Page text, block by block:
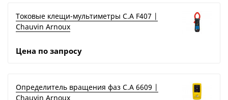
Токовые клещи-мультиметры C.A F407 |
Chauvin Arnoux
Цена по запросу
Определитель вращения фаз C.A 6609 |
Chauvin Arnoux